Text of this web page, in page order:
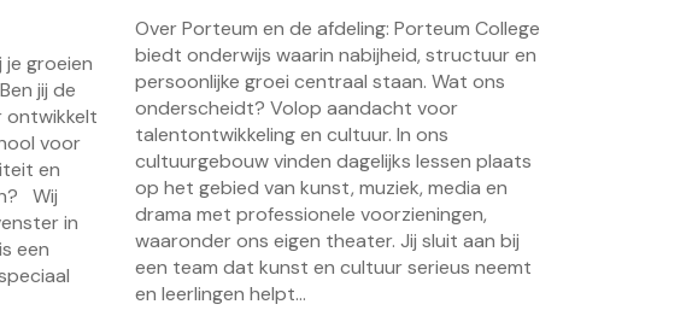
je groeien
jij de
ontwikkelt
voor
en
Wij
in
een
Over Porteum en de afdeling: Porteum College
biedt onderwijs waarin nabijheid, structuur en
persoonlijke groei centraal staan. Wat ons
onderscheidt? Volop aandacht voor
talentontwikkeling en cultuur. In ons
cultuurgebouw vinden dagelijks lessen plaats
op het gebied van kunst, muziek, media en
drama met professionele voorzieningen,
waaronder ons eigen theater. Jij sluit aan bij
een team dat kunst en cultuur serieus neemt
en leerlingen helpt...